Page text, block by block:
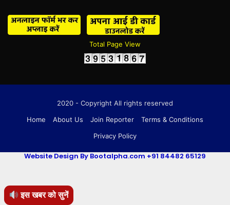
इस खबर को सुनें
Total Page View
2020 - Copyright All rights reserved
Home
About Us Join Reporter
Terms & Conditions
Privacy Policy
Website Design By Bootalpha.com +91 84482 65129